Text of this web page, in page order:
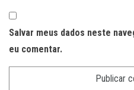
Salvar meus dados neste
eu comentar.